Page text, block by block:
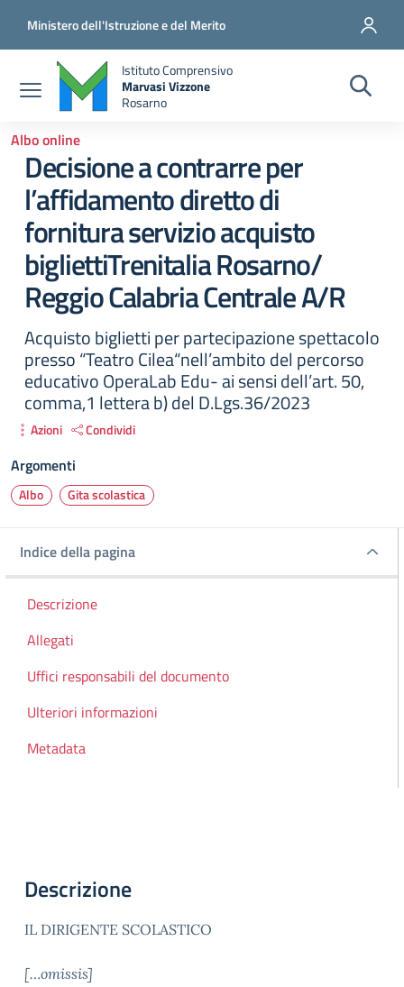
Ministero dell'Istruzione e del Merito
Istituto Comprensivo
Marvasi Vizzone
Rosarno
Albo online
Decisione a contrarre per
l’affidamento diretto di
fornitura servizio acquisto
bigliettiTrenitalia Rosarno/
Reggio Calabria Centrale A/R
Acquisto biglietti per partecipazione spettacolo
presso “Teatro Cilea“nell’ambito del percorso
educativo OperaLab Edu- ai sensi dell’art. 50,
comma,1 lettera b) del D.Lgs.36/2023
Azioni Condividi
Argomenti
Albo Gita scolastica
Indice della pagina
Indice della pagina
Descrizione
Allegati
Uffici responsabili del documento
Ulteriori informazioni
Metadata
Descrizione
IL DIRIGENTE SCOLASTICO
[…omissis]